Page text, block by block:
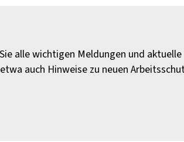
alle wichtigen Meldungen und
auch Hinweise zu neuen